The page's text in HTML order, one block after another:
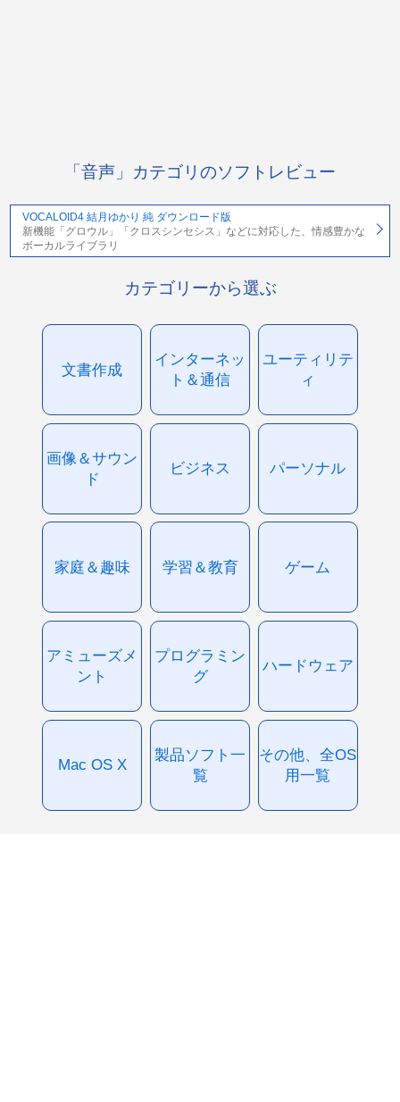
「音声」カテゴリのソフトレビュー
VOCALOID4 結月ゆかり 純 ダウンロード版
新機能「グロウル」「クロスシンセシス」などに対応した、情感豊かな
ボーカルライブラリ
カテゴリーから選ぶ
文書作成
インターネッ
ト＆通信
ユーティリテ
ィ
画像＆サウン
ド
ビジネス パーソナル
家庭＆趣味 学習＆教育 ゲーム
アミューズメ
ント
プログラミン
グ
ハードウェア
Mac OS X
製品ソフト一
覧
その他、全OS
用一覧